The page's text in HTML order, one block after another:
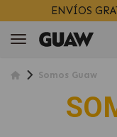
ENVÍOS
Somos Guaw